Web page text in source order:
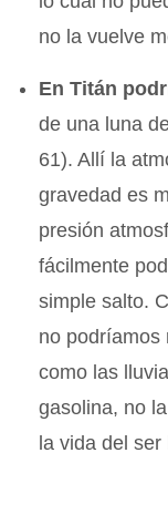
no la vuelve
En Titán
de una luna
61). Allí la
gravedad es
presión
fácilmente
simple salto.
no
como las
gasolina, no
la vida del ser